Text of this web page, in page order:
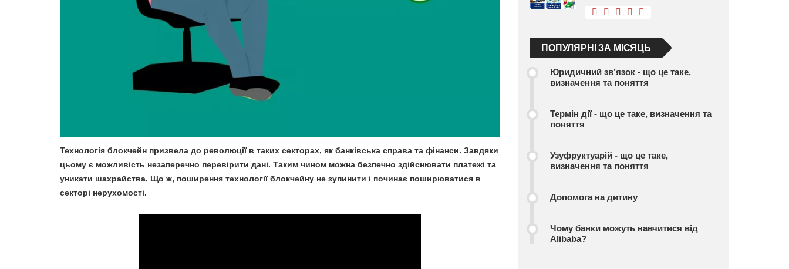
Технологія блокчейн призвела до революції в таких секторах, як банківська справа та фінанси. Завдяки
цьому є можливість незаперечно перевірити дані. Таким чином можна безпечно здійснювати платежі та
уникати шахрайства. Що ж, поширення технології блокчейну не зупинити і починає поширюватися в
секторі нерухомості.
ПОПУЛЯРНІ ЗА МІСЯЦЬ
Юридичний зв’язок - що це таке,
визначення та поняття
Термін дії - що це таке, визначення та
поняття
Узуфруктуарій - що це таке,
визначення та поняття
Допомога на дитину
Чому банки можуть навчитися від
Alibaba?